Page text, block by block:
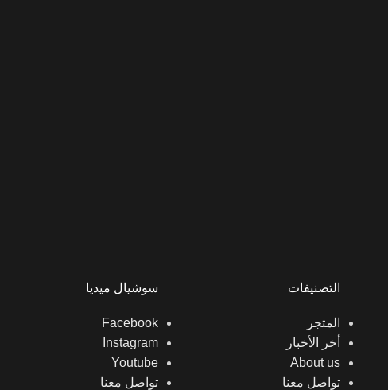
التصنيفات
المتجر
أخر الأخبار
About us
تواصل معنا
سوشيال ميديا
Facebook
Instagram
Youtube
تواصل معنا